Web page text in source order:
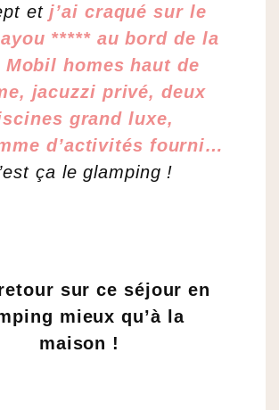
etj’ai craqué sur le
***** au bord de la
Mobil homes haut de
jacuzzi privé, deux
grand luxe,
d’activités fourni…
ça le glamping !
sur ce séjour en
mieux qu’à la
maison !